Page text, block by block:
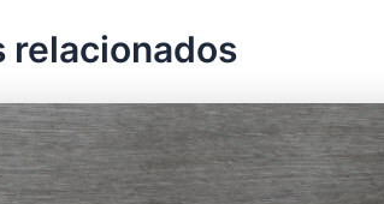
relacionados